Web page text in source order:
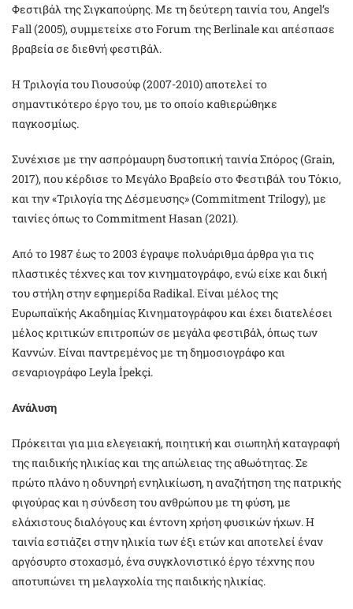
Φεστιβάλ της Σιγκαπούρης. Με τη δεύτερη ταινία του, Angel’s
Fall (2005), συμμετείχε στο Forum της Berlinale και απέσπασε
βραβεία σε διεθνή φεστιβάλ.
Η Τριλογία του Γιουσούφ (2007-2010) αποτελεί το
σημαντικότερο έργο του, με το οποίο καθιερώθηκε
παγκοσμίως.
Συνέχισε με την ασπρόμαυρη δυστοπική ταινία Σπόρος (Grain,
2017), που κέρδισε το Μεγάλο Βραβείο στο Φεστιβάλ του Τόκιο,
και την «Τριλογία της Δέσμευσης» (Commitment Trilogy), με
ταινίες όπως το Commitment Hasan (2021).
Από το 1987 έως το 2003 έγραψε πολυάριθμα άρθρα για τις
πλαστικές τέχνες και τον κινηματογράφο, ενώ είχε και δική
του στήλη στην εφημερίδα Radikal. Είναι μέλος της
Ευρωπαϊκής Ακαδημίας Κινηματογράφου και έχει διατελέσει
μέλος κριτικών επιτροπών σε μεγάλα φεστιβάλ, όπως των
Καννών. Είναι παντρεμένος με τη δημοσιογράφο και
σεναριογράφο Leyla İpekçi.
Ανάλυση
Πρόκειται για μια ελεγειακή, ποιητική και σιωπηλή καταγραφή
της παιδικής ηλικίας και της απώλειας της αθωότητας. Σε
πρώτο πλάνο η οδυνηρή ενηλικίωση, η αναζήτηση της πατρικής
φιγούρας και η σύνδεση του ανθρώπου με τη φύση, με
ελάχιστους διαλόγους και έντονη χρήση φυσικών ήχων. H
ταινία εστιάζει στην ηλικία των έξι ετών και αποτελεί έναν
αργόσυρτο στοχασμό, ένα συγκλονιστικό έργο τέχνης που
αποτυπώνει τη μελαγχολία της παιδικής ηλικίας.